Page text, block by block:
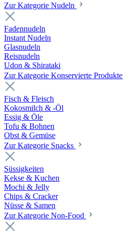
Zur Kategorie Nudeln
Fadennudeln
Instant Nudeln
Glasnudeln
Reisnudeln
Udon & Shirataki
Zur Kategorie Konservierte Produkte
Fisch & Fleisch
Kokosmilch & -Öl
Essig & Öle
Tofu & Bohnen
Obst & Gemüse
Zur Kategorie Snacks
Süssigkeiten
Kekse & Kuchen
Mochi & Jelly
Chips & Cracker
Nüsse & Samen
Zur Kategorie Non-Food